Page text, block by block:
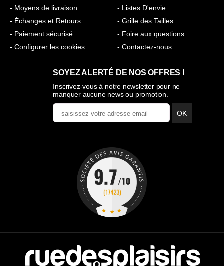
- Moyens de livraison
- Échanges et Retours
- Paiement sécurisé
- Configurer les cookies
- Listes D'envie
- Grille des Tailles
- Foire aux questions
- Contactez-nous
SOYEZ ALERTÉ DE NOS OFFRES !
Inscrivez-vous à notre newsletter pour ne
manquer aucune news ou promotion.
OK